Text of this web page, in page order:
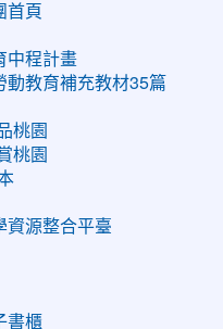
首頁
中程計畫
動教育補充教材35篇
桃園
桃園
資源整合平臺
書櫃